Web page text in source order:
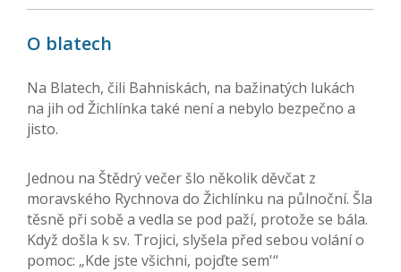
O blatech
Na Blatech, čili Bahniskách, na bažinatých lukách
na jih od Žichlínka také není a nebylo bezpečno a
jisto.
Jednou na Štědrý večer šlo několik děvčat z
moravského Rychnova do Žichlínku na půlnoční. Šla
těsně při sobě a vedla se pod paží, protože se bála.
Když došla k sv. Trojici, slyšela před sebou volání o
pomoc: „Kde jste všichni, pojďte sem'“